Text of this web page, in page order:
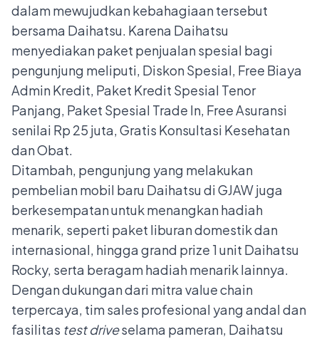
dalam mewujudkan kebahagiaan tersebut
bersama Daihatsu. Karena Daihatsu
menyediakan paket penjualan spesial bagi
pengunjung meliputi, Diskon Spesial, Free Biaya
Admin Kredit, Paket Kredit Spesial Tenor
Panjang, Paket Spesial Trade In, Free Asuransi
senilai Rp 25 juta, Gratis Konsultasi Kesehatan
dan Obat.
Ditambah, pengunjung yang melakukan
pembelian mobil baru Daihatsu di GJAW juga
berkesempatan untuk menangkan hadiah
menarik, seperti paket liburan domestik dan
internasional, hingga grand prize 1 unit Daihatsu
Rocky, serta beragam hadiah menarik lainnya.
Dengan dukungan dari mitra value chain
terpercaya, tim sales profesional yang andal dan
fasilitas test driveselama pameran, Daihatsu